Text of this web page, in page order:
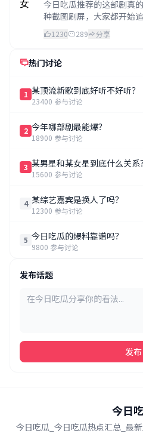
今日吃瓜推荐的这部剧真
种截图刷屏，大家都开始
1230 289 分享
热门讨论
1 某顶流新歌到底好听不好听？
23400 参与讨论
2 今年哪部剧最能爆？
18900 参与讨论
3 某男星和某女星到底什么关系
15600 参与讨论
4 某综艺嘉宾是换人了吗？
12300 参与讨论
5 今日吃瓜的爆料靠谱吗？
9800 参与讨论
发布话题
发布
今日
今日吃瓜_今日吃瓜热点汇总_最